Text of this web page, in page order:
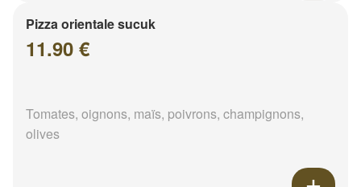
Pizza orientale sucuk
11.90 €
Tomates, oignons, maïs, poivrons, champignons,
olives